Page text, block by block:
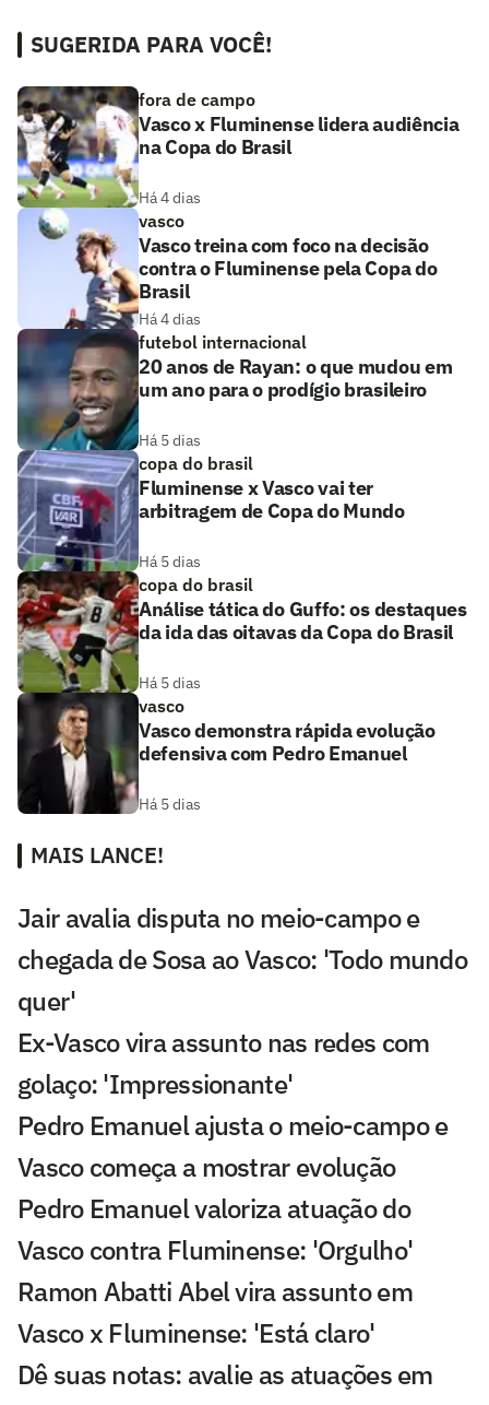
SUGERIDA PARA VOCÊ!
fora de campo
Vasco x Fluminense lidera audiência
na Copa do Brasil
Há 4 dias
vasco
Vasco treina com foco na decisão
contra o Fluminense pela Copa do
Brasil
Há 4 dias
futebol internacional
20 anos de Rayan: o que mudou em
um ano para o prodígio brasileiro
Há 5 dias
copa do brasil
Fluminense x Vasco vai ter
arbitragem de Copa do Mundo
Há 5 dias
copa do brasil
Análise tática do Guffo: os destaques
da ida das oitavas da Copa do Brasil
Há 5 dias
vasco
Vasco demonstra rápida evolução
defensiva com Pedro Emanuel
Há 5 dias
MAIS LANCE!
Jair avalia disputa no meio-campo e
chegada de Sosa ao Vasco: 'Todo mundo
quer'
Ex-Vasco vira assunto nas redes com
golaço: 'Impressionante'
Pedro Emanuel ajusta o meio-campo e
Vasco começa a mostrar evolução
Pedro Emanuel valoriza atuação do
Vasco contra Fluminense: 'Orgulho'
Ramon Abatti Abel vira assunto em
Vasco x Fluminense: 'Está claro'
Dê suas notas: avalie as atuações em